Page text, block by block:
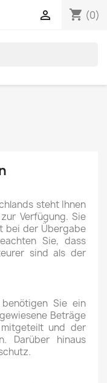
shopping_cart (0)

steht Ihnen
Verfügung. Sie
bei der Übergabe
Sie, dass
sind als der
Sie ein
Beträge
und der
Darüber hinaus